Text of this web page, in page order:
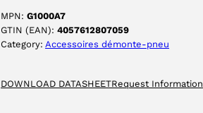
MPN: G1000A7
GTIN (EAN): 4057612807059
Category: Accessoires démonte-pneu
DOWNLOAD DATASHEETRequest Information